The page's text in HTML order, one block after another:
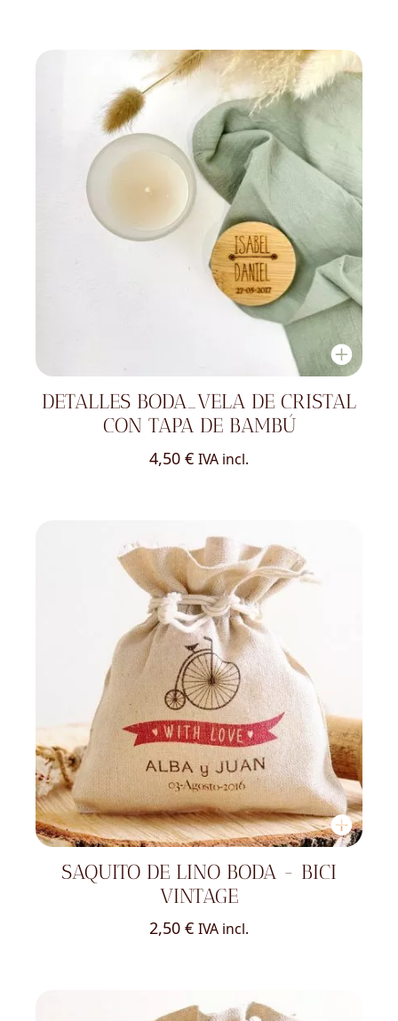
DETALLES BODA_VELA DE CRISTAL
CON TAPA DE BAMBÚ
4,50 € IVA incl.
SAQUITO DE LINO BODA - BICI
VINTAGE
2,50 € IVA incl.